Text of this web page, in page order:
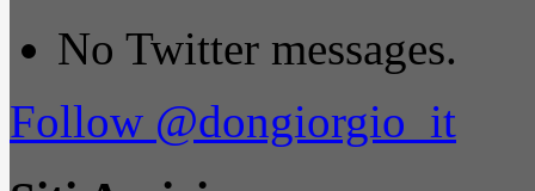
No Twitter messages.
Follow @dongiorgio_it